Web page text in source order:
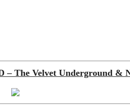
The Velvet Underground &